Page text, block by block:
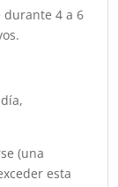
durante 4 a 6
(una
esta